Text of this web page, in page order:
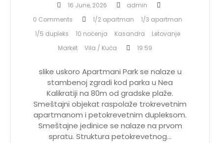
16 June, 2026
admin
0 Comments
1/2 apartman
1/3 apartman
1/5 dupleks
10 noćenja Kasandra
Letovanje
Market
Vila / Kuća 19:59
slike uskoro Apartmani Park se nalaze u
stambenoj zgradi kod parka u Nea
Kalikratiji na 80m od gradske plaže.
Smeštajni objekat raspolaže trokrevetnim
apartmanom i petokrevetnim dupleksom.
Smeštajne jedinice se nalaze na prvom
spratu. Struktura petokrevetnog…